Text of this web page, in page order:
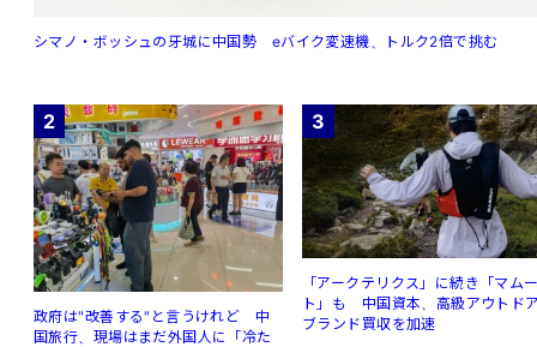
シマノ・ボッシュの牙城に中国勢 eバイク変速機、トルク2倍で挑む
2
政府は"改善する"と言うけれど 中
国旅行、現場はまだ外国人に「冷た
3
「アークテリクス」に続き「マム
ト」も 中国資本、高級アウトド
ブランド買収を加速